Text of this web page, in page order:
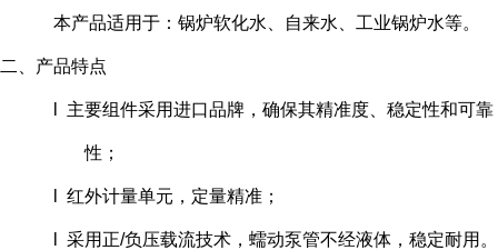
本产品适用于：锅炉软化水、自来水、工业锅炉水等。
二、产品特点
l 主要组件采用进口品牌，确保其精准度、稳定性和可靠
性；
l 红外计量单元，定量精准；
l 采用正/负压载流技术，蠕动泵管不经液体，稳定耐用。